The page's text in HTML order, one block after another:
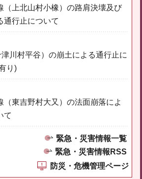
（上北山村小橡）の路肩決壊及び
通行止について
川村平谷）の崩土による通行止に
り)
（東吉野村大又）の法面崩落によ
て
緊急・災害情報一覧
緊急・災害情報RSS
防災・危機管理ページ